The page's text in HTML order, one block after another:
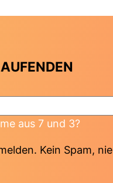
aus 7 und 3?
Kein Spam,